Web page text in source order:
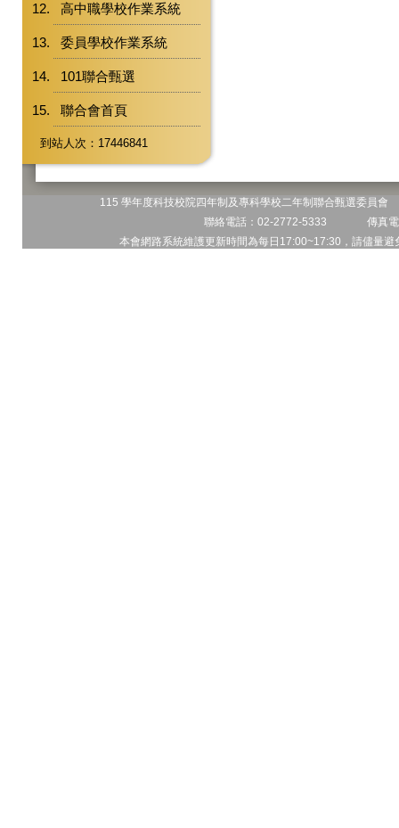
高中職學校作業系統
委員學校作業系統
101聯合甄選
聯合會首頁
到站人次：17446841
115 學年度科技校院四年制及專科學校二年制聯合甄選委員
聯絡電話：02-2772-5333 傳真
本會網路系統維護更新時間為每日17:00~17:30，請儘量